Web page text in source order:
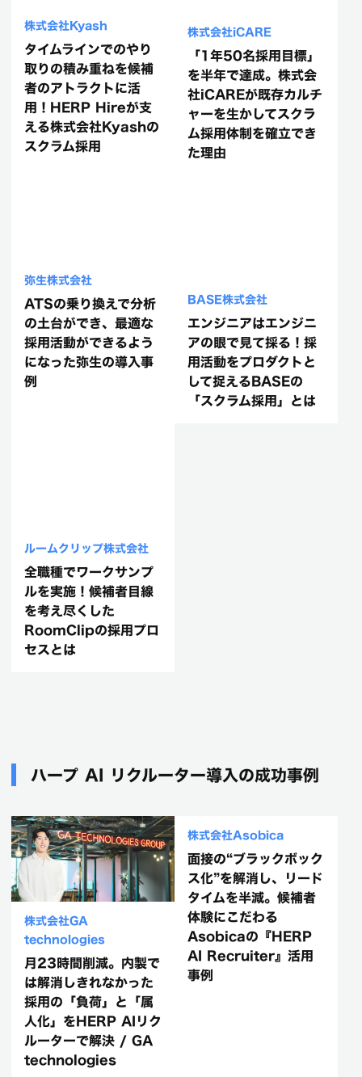
株式会社Kyash
タイムラインでのやり
取りの積み重ねを候補
者のアトラクトに活
用！HERP Hireが支
える株式会社Kyashの
スクラム採用
株式会社iCARE
「1年50名採用目標」
を半年で達成。株式会
社iCAREが既存カルチ
ャーを生かしてスクラ
ム採用体制を確立でき
た理由
弥生株式会社
ATSの乗り換えで分析
の土台ができ、最適な
採用活動ができるよう
になった弥生の導入事
例
BASE株式会社
エンジニアはエンジニ
アの眼で見て採る！採
用活動をプロダクトと
して捉えるBASEの
「スクラム採用」とは
ルームクリップ株式会社
全職種でワークサンプ
ルを実施！候補者目線
を考え尽くした
RoomClipの採用プロ
セスとは
ハープ AI リクルーター導入の成功事例
株式会社GA
technologies
月23時間削減。内製で
は解消しきれなかった
採用の「負荷」と「属
人化」をHERP AIリク
ルーターで解決 / GA
technologies
株式会社Asobica
面接の“ブラックボック
ス化”を解消し、リード